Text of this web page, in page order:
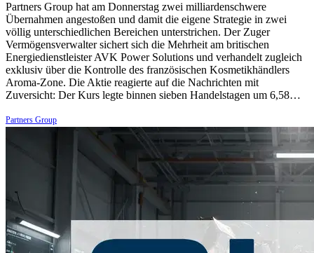
Partners Group hat am Donnerstag zwei milliardenschwere
Übernahmen angestoßen und damit die eigene Strategie in zwei
völlig unterschiedlichen Bereichen unterstrichen. Der Zuger
Vermögensverwalter sichert sich die Mehrheit am britischen
Energiedienstleister AVK Power Solutions und verhandelt zugleich
exklusiv über die Kontrolle des französischen Kosmetikhändlers
Aroma-Zone. Die Aktie reagierte auf die Nachrichten mit
Zuversicht: Der Kurs legte binnen sieben Handelstagen um 6,58…
Partners Group